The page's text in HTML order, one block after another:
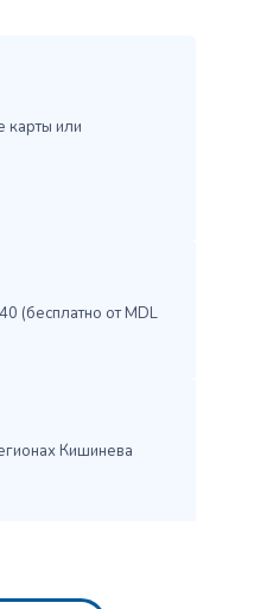
карты или
(бесплатно от MDL
Кишинева